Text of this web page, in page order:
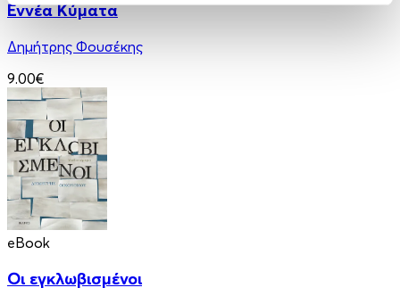
Εννέα Κύματα
Δημήτρης Φουσέκης
9.00€
eBook
Οι εγκλωβισμένοι